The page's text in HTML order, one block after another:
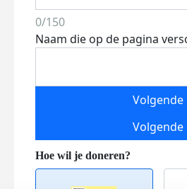
0/150
Naam die op de pagina
Volgende
Volgende